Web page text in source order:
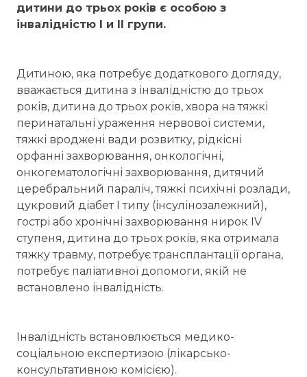
дитини до трьох років є особою з
інвалідністю І и ІІ групи.
Дитиною, яка потребує додаткового догляду,
вважається дитина з інвалідністю до трьох
років, дитина до трьох років, хвора на тяжкі
перинатальні ураження нервової системи,
тяжкі вроджені вади розвитку, рідкісні
орфанні захворювання, онкологічні,
онкогематологічні захворювання, дитячий
церебральний параліч, тяжкі психічні розлади,
цукровий діабет I типу (інсулінозалежний),
гострі або хронічні захворювання нирок IV
ступеня, дитина до трьох років, яка отримала
тяжку травму, потребує трансплантації органа,
потребує паліативної допомоги, якій не
встановлено інвалідність.
Інвалідність встановлюється медико-
соціальною експертизою (лікарсько-
консультативною комісією).